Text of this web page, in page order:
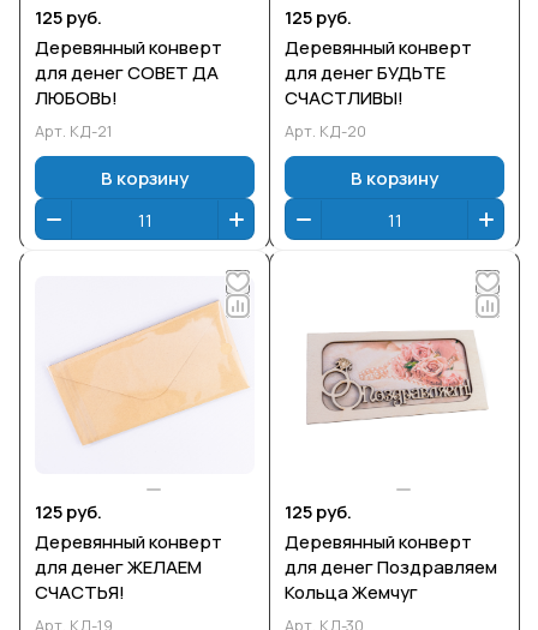
125 руб.
Деревянный конверт
для денег СОВЕТ ДА
ЛЮБОВЬ!
Арт. КД-21
В корзину
125 руб.
Деревянный конверт
для денег БУДЬТЕ
СЧАСТЛИВЫ!
Арт. КД-20
В корзину
125 руб.
Деревянный конверт
для денег ЖЕЛАЕМ
СЧАСТЬЯ!
Арт. КД-19
125 руб.
Деревянный конверт
для денег Поздравляем
Кольца Жемчуг
Арт. КД-30